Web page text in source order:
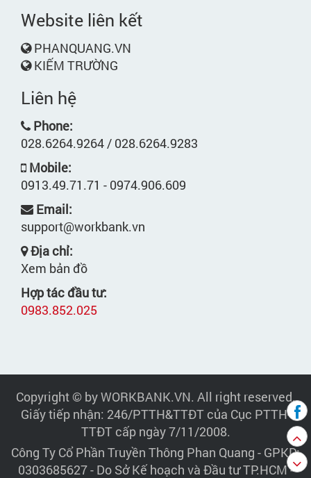
Website liên kết
PHANQUANG.VN
KIẾM TRƯỜNG
Liên hệ
Phone:
028.6264.9264 / 028.6264.9283
Mobile:
0913.49.71.71 - 0974.906.609
Email:
support@workbank.vn
Địa chỉ:
Xem bản đồ
Hợp tác đầu tư:
0983.852.025
Copyright © by WORKBANK.VN. All right reserved.
Giấy tiếp nhận: 246/PTTH&TTĐT của Cục PTTH-
TTĐT cấp ngày 7/11/2008.
Công Ty Cổ Phần Truyền Thông Phan Quang - GPKD:
0303685627 - Do Sở Kế hoạch và Đầu tư TP.HCM -